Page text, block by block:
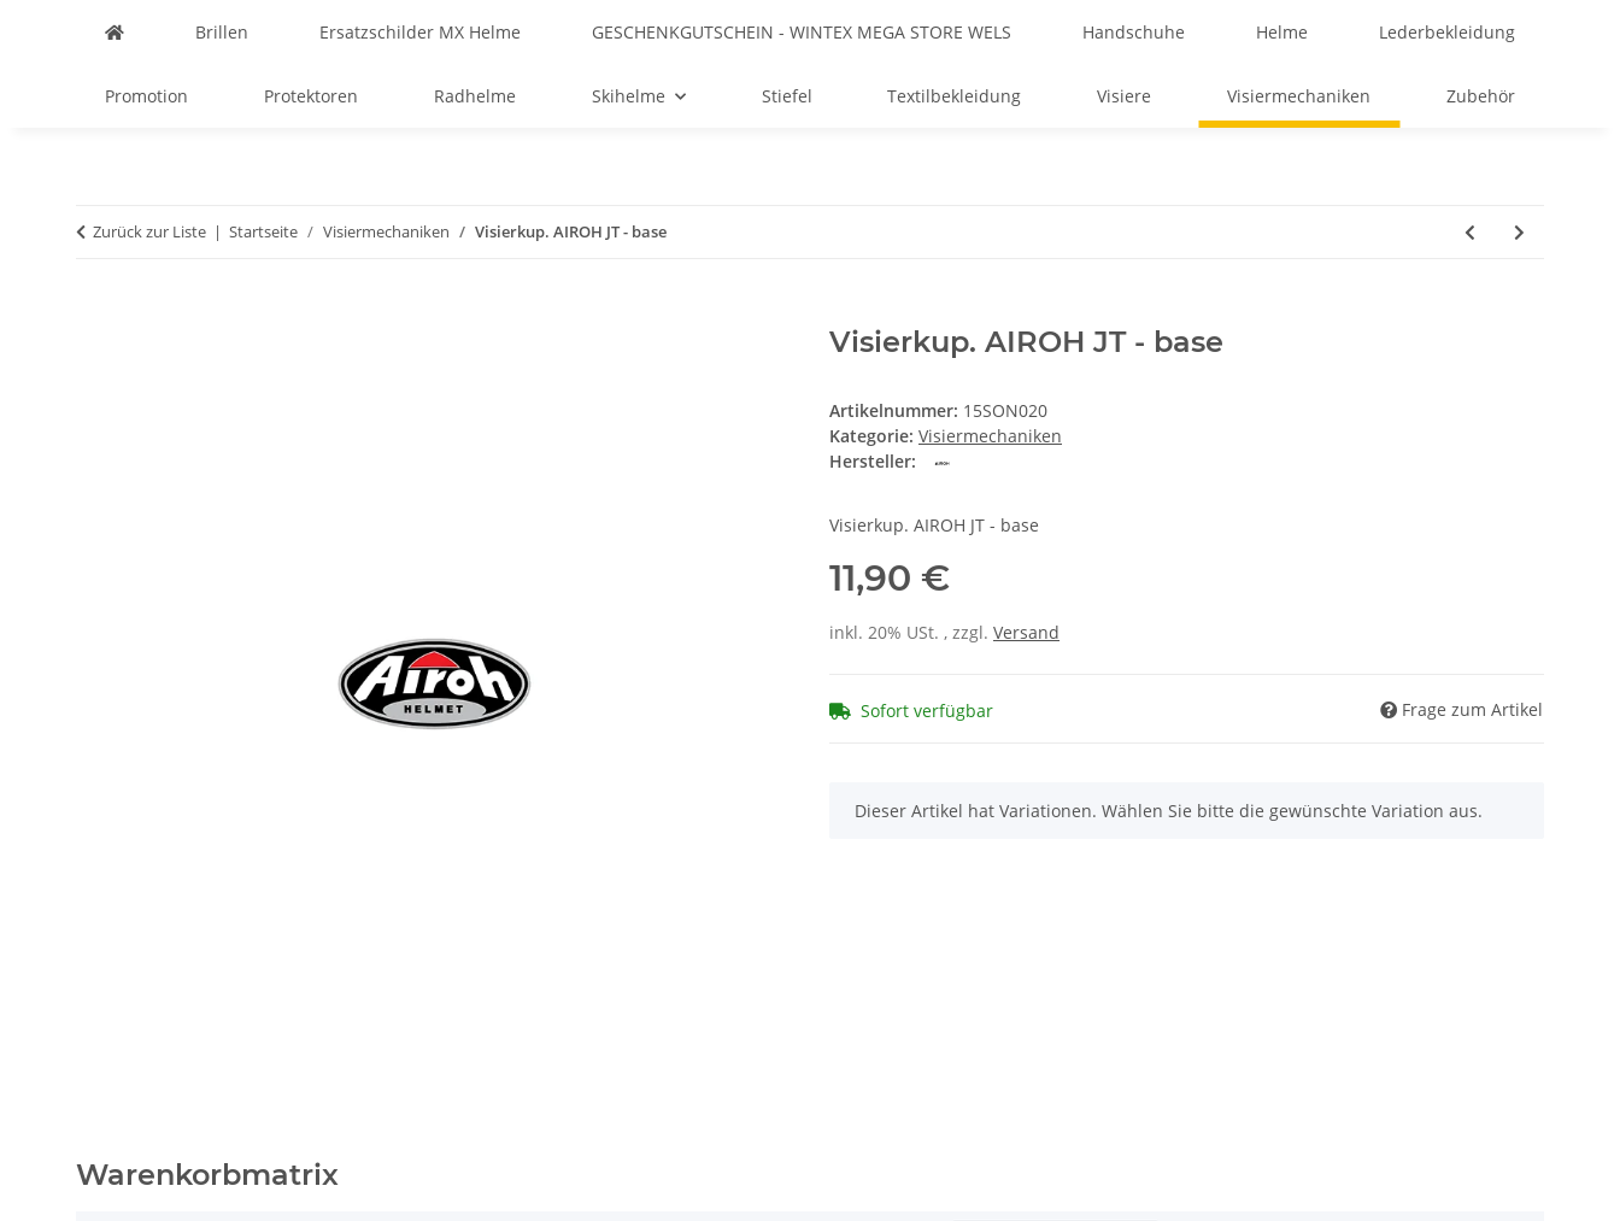
Brillen Ersatzschilder MX Helme GESCHENKGUTSCHEIN - WINTEX MEGA STORE WELS Handschuhe Helme Lederbekleidung
Promotion Protektoren Radhelme Skihelme Stiefel Textilbekleidung Visiere Visiermechaniken Zubehör
Zurück zur Liste Startseite Visiermechaniken Visierkup. AIROH JT - base
Visierkup. AIROH JT - base
Artikelnummer: 15SON020
Kategorie: Visiermechaniken
Hersteller:
Visierkup. AIROH JT - base
11,90 €
inkl. 20% USt. , zzgl. Versand
Sofort verfügbar Frage zum Artikel
x
Dieser Artikel hat Variationen. Wählen Sie bitte die gewünschte Variation aus.
Warenkorbmatrix